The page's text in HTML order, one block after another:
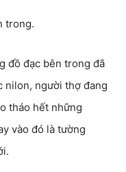
trong.
đồ đạc bên trong đã
nilon, người thợ đang
tháo hết những
vào đó là tường